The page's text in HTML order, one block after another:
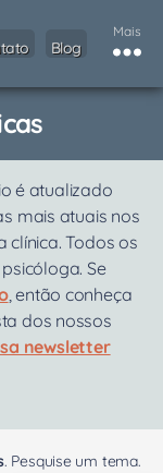
Blog
Mais
é atualizado
mais atuais nos
clínica. Todos os
Se
, então conheça
dos nossos
newsletter
. Pesquise um tema.